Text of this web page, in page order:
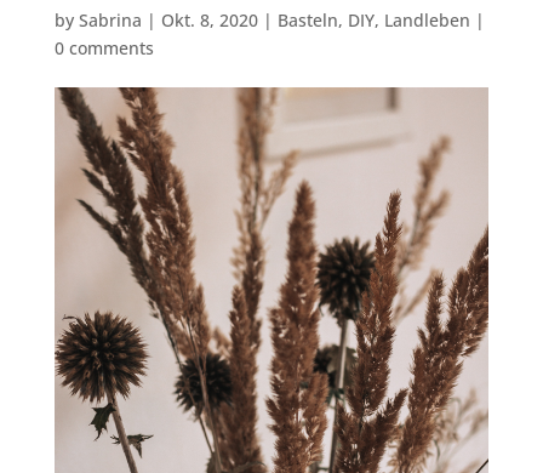
by Sabrina | Okt. 8, 2020| Basteln, DIY, Landleben |
0 comments